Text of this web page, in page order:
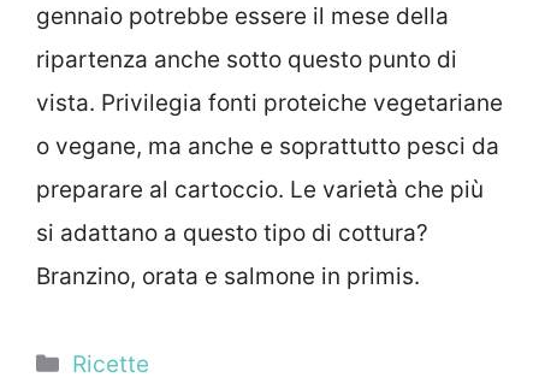
gennaio potrebbe essere il mese della
ripartenza anche sotto questo punto di
vista. Privilegia fonti proteiche vegetariane
o vegane, ma anche e soprattutto pesci da
preparare al cartoccio. Le varietà che più
si adattano a questo tipo di cottura?
Branzino, orata e salmone in primis.
Categorie
Ricette